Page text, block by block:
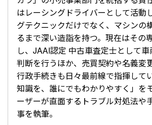
はレーシングドライバーとして活動
グテクニックだけでなく、マシンの
るまで深い造詣を持つ。現在はその
し、JAAI認定 中古車査定士として
判断を行うほか、売買契約や名義変
行政手続きも日々最前線で指揮して
知識を、誰にでもわかりやすく」を
ーザーが直面するトラブル対処法や
事を執筆。